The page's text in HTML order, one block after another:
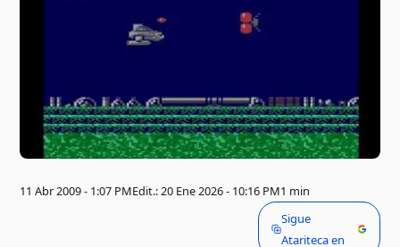
11 Abr 2009 - 1:07 PMEdit.: 20 Ene 2026 - 10:16 PM1 min
Sigue
Atariteca en